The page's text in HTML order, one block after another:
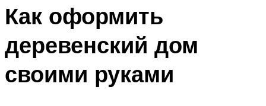
Как оформить
деревенский дом
своими руками